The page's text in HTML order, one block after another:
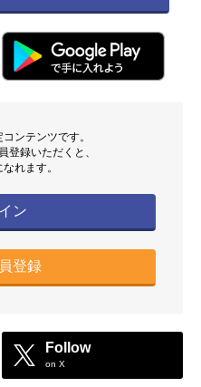
ンテンツです。
登録いただくと、
れます。
ン
登録
Follow
on X